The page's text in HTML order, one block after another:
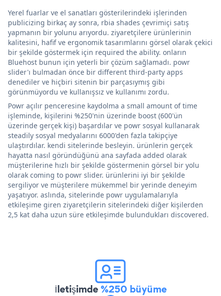
Yerel fuarlar ve el sanatları gösterilerindeki işlerinden
publicizing birkaç ay sonra, rbia shades çevrimiçi satış
yapmanın bir yolunu arıyordu. ziyaretçilere ürünlerinin
kalitesini, hafif ve ergonomik tasarımlarını görsel olarak çekici
bir şekilde göstermek için required the ability. onların
Bluehost bunun için yeterli bir çözüm sağlamadı. powr
slider'ı bulmadan önce bir different third-party apps
denediler ve hiçbiri sitenin bir parçasıymış gibi
görünmüyordu ve kullanışsız ve kullanımı zordu.
Powr açılır penceresine kaydolma a small amount of time
işleminde, kişilerini %250'nin üzerinde boost (600'ün
üzerinde gerçek kişi) başardılar ve powr sosyal kullanarak
steadily sosyal medyalarını 6000'den fazla takipçiye
ulaştırdılar. kendi sitelerinde besleyin. ürünlerin gerçek
hayatta nasıl göründüğünü ana sayfada added olarak
müşterilerine hızlı bir şekilde göstermenin görsel bir yolu
olarak coming to powr slider. ürünlerini iyi bir şekilde
sergiliyor ve müşterilere mükemmel bir yerinde deneyim
yaşatıyor. aslında, sitelerinde powr uygulamalarıyla
etkileşime giren ziyaretçilerin sitelerindeki diğer kişilerden
2,5 kat daha uzun süre etkileşimde bulundukları discovered.
İletişimde%250 büyüme